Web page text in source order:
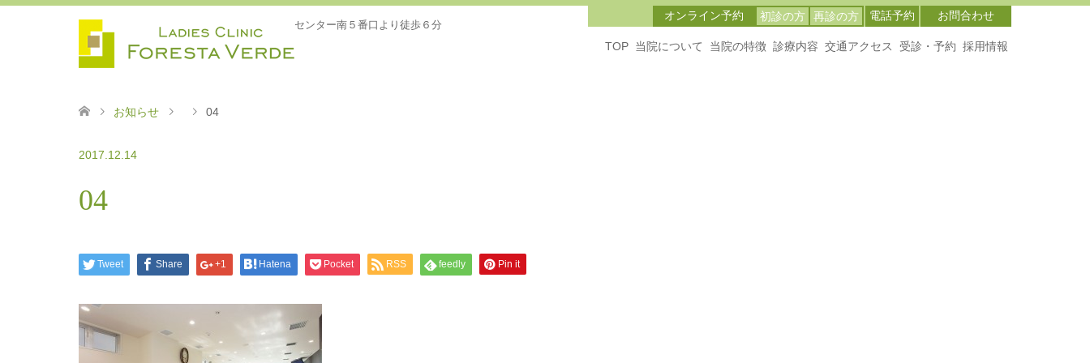
センター南５番口より徒歩６分
オンライン予約 初診の方 再診の方 電話予約 お問合わせ
TOP 当院について 当院の特徴 診療内容 交通アクセス 受診・予約 採用情報
お知らせ 04
2017.12.14
04
Tweet Share +1 Hatena Pocket RSS feedly Pin it